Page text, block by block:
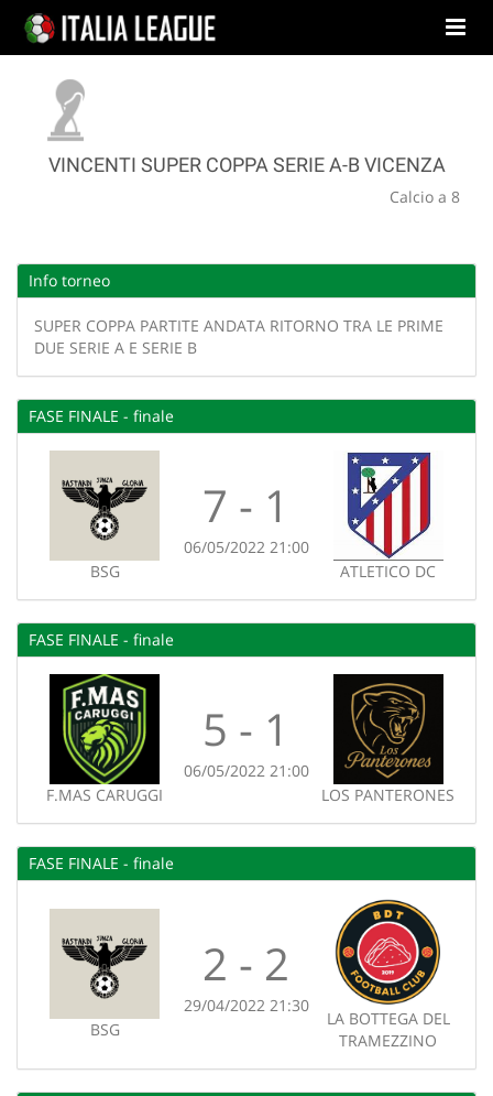
VINCENTI SUPER COPPA SERIE A-B VICENZA
Calcio a 8
Info torneo
SUPER COPPA PARTITE ANDATA RITORNO TRA LE PRIME
DUE SERIE A E SERIE B
FASE FINALE - finale
BSG
7 - 1
06/05/2022 21:00
ATLETICO DC
FASE FINALE - finale
F.MAS CARUGGI
5 - 1
06/05/2022 21:00
LOS PANTERONES
FASE FINALE - finale
BSG
2 - 2
29/04/2022 21:30
LA BOTTEGA DEL
TRAMEZZINO